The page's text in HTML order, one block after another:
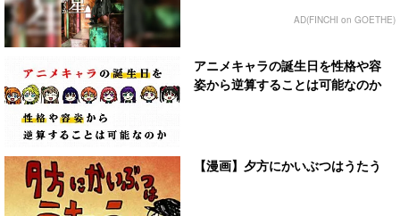
AD(FINCHI on GOETHE)
アニメキャラの誕生日を性格や容
姿から逆算することは可能なのか
【漫画】夕方にかいぶつはうたう